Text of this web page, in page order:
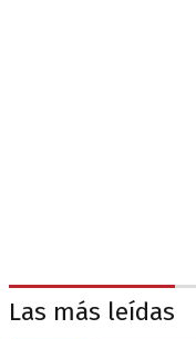
Las más leídas